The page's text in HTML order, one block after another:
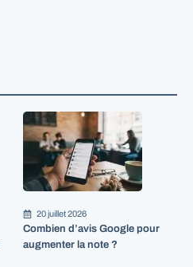
20 juillet 2026
Combien d’avis Google pour
augmenter la note ?